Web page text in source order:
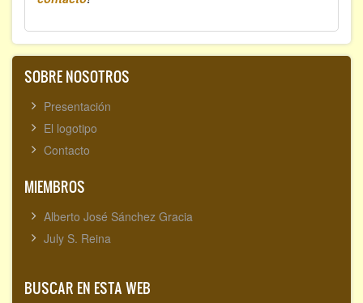
SOBRE NOSOTROS
Presentación
El logotipo
Contacto
MIEMBROS
Alberto José Sánchez Gracia
July S. Reina
BUSCAR EN ESTA WEB